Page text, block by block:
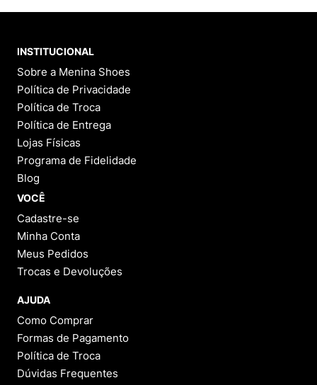
INSTITUCIONAL
Sobre a Menina Shoes
Política de Privacidade
Política de Troca
Política de Entrega
Lojas Físicas
Programa de Fidelidade
Blog
VOCÊ
Cadastre-se
Minha Conta
Meus Pedidos
Trocas e Devoluções
AJUDA
Como Comprar
Formas de Pagamento
Política de Troca
Dúvidas Frequentes